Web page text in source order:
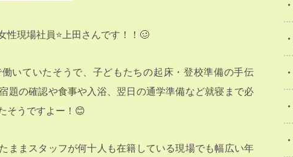
現場社員⭐️上田さんです！！🥴
いていたそうで、子どもたちの起床・登校準備の手伝
題の確認や食事や入浴、翌日の通学準備など就寝まで必
そうですよー！😊
ままスタッフが何十人も在籍している現場でも幅広い年